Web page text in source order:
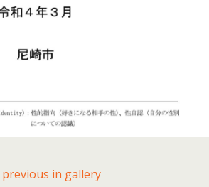
previous in gallery